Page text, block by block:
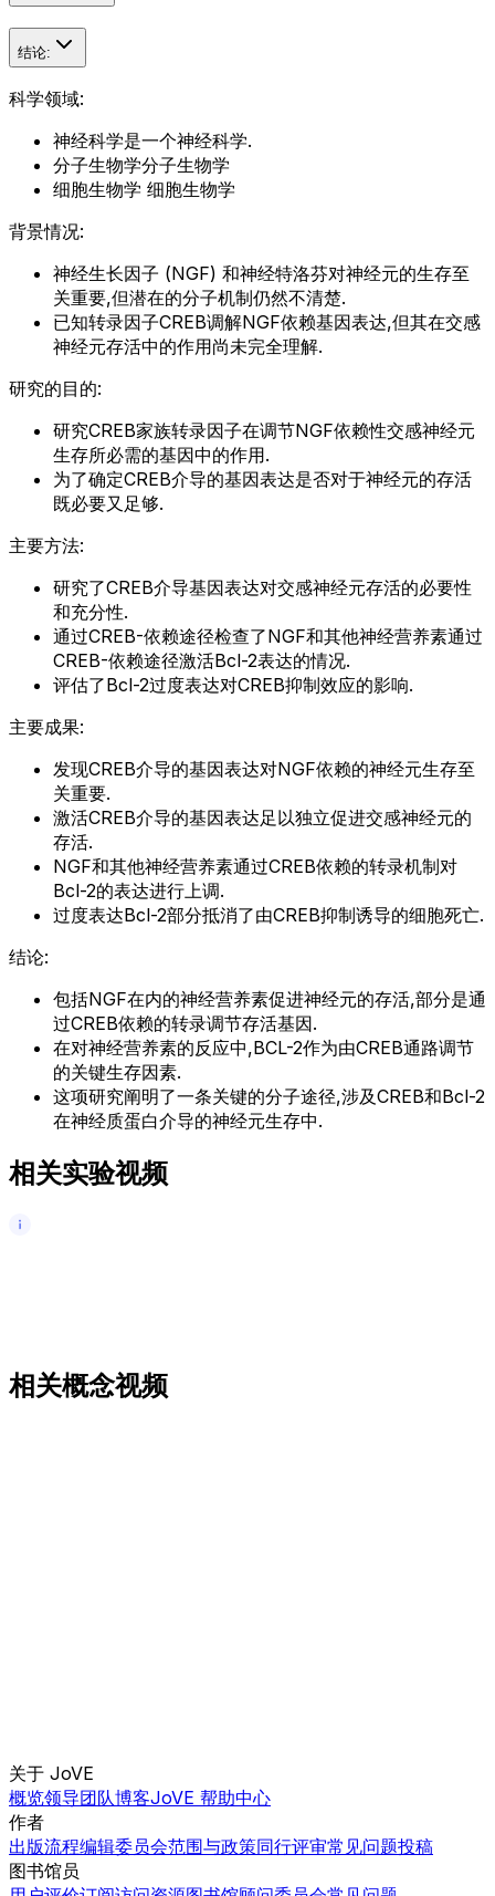
结论:
科学领域:
神经科学是一个神经科学.
分子生物学分子生物学
细胞生物学 细胞生物学
背景情况:
神经生长因子 (NGF) 和神经特洛芬对神经元的生存至
关重要,但潜在的分子机制仍然不清楚.
已知转录因子CREB调解NGF依赖基因表达,但其在交感
神经元存活中的作用尚未完全理解.
研究的目的:
研究CREB家族转录因子在调节NGF依赖性交感神经元
生存所必需的基因中的作用.
为了确定CREB介导的基因表达是否对于神经元的存活
既必要又足够.
主要方法:
研究了CREB介导基因表达对交感神经元存活的必要性
和充分性.
通过CREB-依赖途径检查了NGF和其他神经营养素通过
CREB-依赖途径激活Bcl-2表达的情况.
评估了Bcl-2过度表达对CREB抑制效应的影响.
主要成果:
发现CREB介导的基因表达对NGF依赖的神经元生存至
关重要.
激活CREB介导的基因表达足以独立促进交感神经元的
存活.
NGF和其他神经营养素通过CREB依赖的转录机制对
Bcl-2的表达进行上调.
过度表达Bcl-2部分抵消了由CREB抑制诱导的细胞死亡.
结论:
包括NGF在内的神经营养素促进神经元的存活,部分是通
过CREB依赖的转录调节存活基因.
在对神经营养素的反应中,BCL-2作为由CREB通路调节
的关键生存因素.
这项研究阐明了一条关键的分子途径,涉及CREB和Bcl-2
在神经质蛋白介导的神经元生存中.
相关实验视频
相关概念视频
关于 JoVE
概览领导团队博客JoVE 帮助中心
作者
出版流程编辑委员会范围与政策同行评审常见问题投稿
图书馆员